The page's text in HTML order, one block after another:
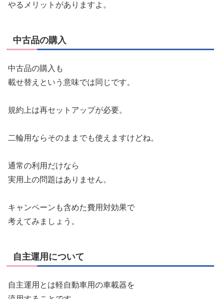
やるメリットがありますよ。
中古品の購入
中古品の購入も
載せ替えという意味では同じです。
規約上は再セットアップが必要。
二輪用ならそのままでも使えますけどね。
通常の利用だけなら
実用上の問題はありません。
キャンペーンも含めた費用対効果で
考えてみましょう。
自主運用について
自主運用とは軽自動車用の車載器を